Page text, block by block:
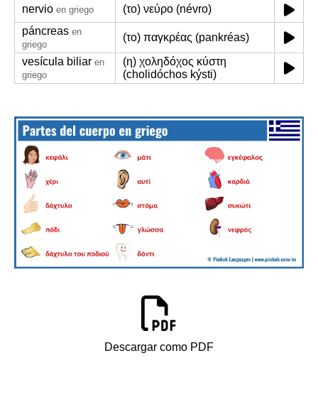
nervio en griego
(το) νεύρο (névro)
páncreas en
griego
(το) παγκρέας (pankréas)
vesícula biliar en
griego
(η) χοληδόχος κύστη
(cholidóchos kýsti)
Descargar como PDF